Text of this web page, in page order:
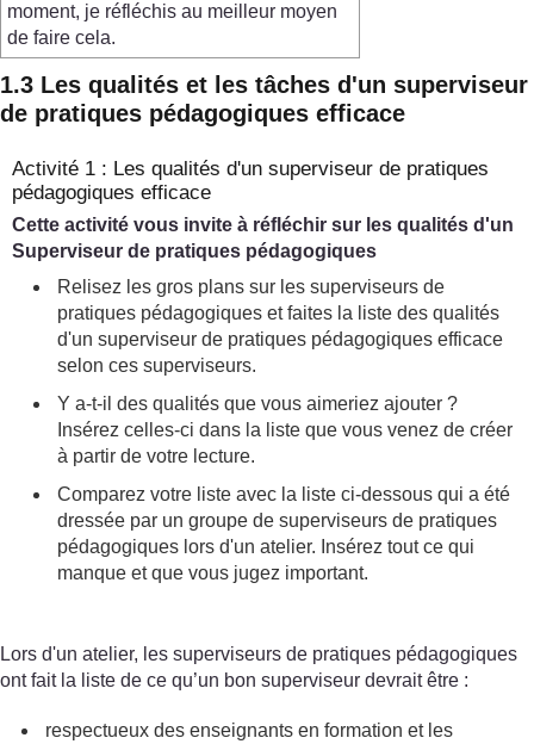
moment, je réfléchis au meilleur moyen
de faire cela.
1.3 Les qualités et les tâches d'un superviseur
de pratiques pédagogiques efficace
Activité 1 : Les qualités d'un superviseur de pratiques
pédagogiques efficace
Cette activité vous invite à réfléchir sur les qualités d'un
Superviseur de pratiques pédagogiques
Relisez les gros plans sur les superviseurs de
pratiques pédagogiques et faites la liste des qualités
d'un superviseur de pratiques pédagogiques efficace
selon ces superviseurs.
Y a-t-il des qualités que vous aimeriez ajouter ?
Insérez celles-ci dans la liste que vous venez de créer
à partir de votre lecture.
Comparez votre liste avec la liste ci-dessous qui a été
dressée par un groupe de superviseurs de pratiques
pédagogiques lors d'un atelier. Insérez tout ce qui
manque et que vous jugez important.
Lors d'un atelier, les superviseurs de pratiques pédagogiques
ont fait la liste de ce qu’un bon superviseur devrait être :
respectueux des enseignants en formation et les